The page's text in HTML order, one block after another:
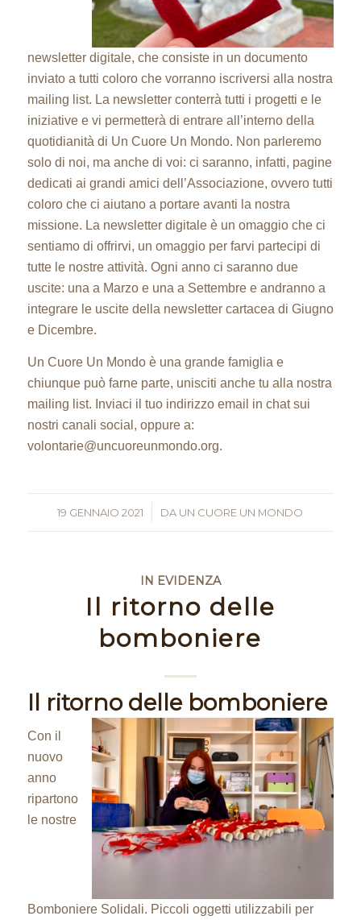
newsletter digitale, che consiste in un documento
inviato a tutti coloro che vorranno iscriversi alla nostra
mailing list. La newsletter conterrà tutti i progetti e le
iniziative e vi permetterà di entrare all’interno della
quotidianità di Un Cuore Un Mondo. Non parleremo
solo di noi, ma anche di voi: ci saranno, infatti, pagine
dedicati ai grandi amici dell’Associazione, ovvero tutti
coloro che ci aiutano a portare avanti la nostra
missione. La newsletter digitale è un omaggio che ci
sentiamo di offrirvi, un omaggio per farvi partecipi di
tutte le nostre attività. Ogni anno ci saranno due
uscite: una a Marzo e una a Settembre e andranno a
integrare le uscite della newsletter cartacea di Giugno
e Dicembre.
Un Cuore Un Mondo è una grande famiglia e
chiunque può farne parte, unisciti anche tu alla nostra
mailing list. Inviaci il tuo indirizzo email in chat sui
nostri canali social, oppure a:
volontarie@uncuoreunmondo.org.
19 GENNAIO 2021
/ DA UN CUORE UN MONDO
IN EVIDENZA
Il ritorno delle
bomboniere
Il ritorno delle bomboniere
Con il
nuovo
anno
ripartono
le nostre
Bomboniere Solidali. Piccoli oggetti utilizzabili per